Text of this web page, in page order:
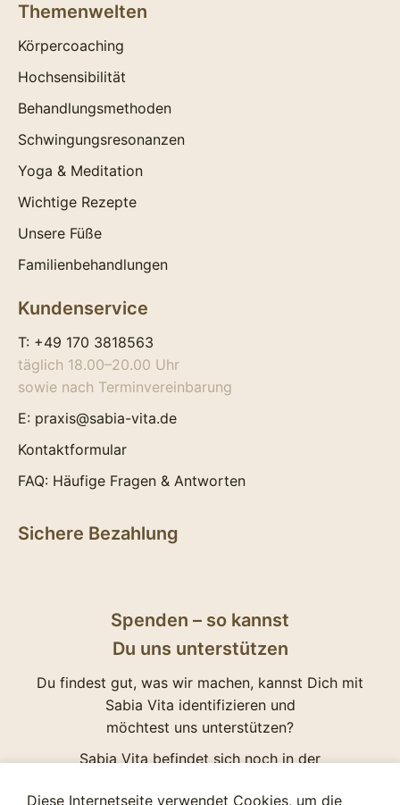
Themenwelten
Körpercoaching
Hochsensibilität
Behandlungsmethoden
Schwingungsresonanzen
Yoga & Meditation
Wichtige Rezepte
Unsere Füße
Familienbehandlungen
Kundenservice
T: +49 170 3818563
täglich 18.00–20.00 Uhr
sowie nach Terminvereinbarung
E: praxis@sabia-vita.de
Kontaktformular
FAQ: Häufige Fragen & Antworten
Sichere Bezahlung
Spenden – so kannst
Du uns unterstützen
Du findest gut, was wir machen, kannst Dich mit
Sabia Vita identifizieren und
möchtest uns unterstützen?
Sabia Vita befindet sich noch in der
Diese Internetseite verwendet Cookies, um die